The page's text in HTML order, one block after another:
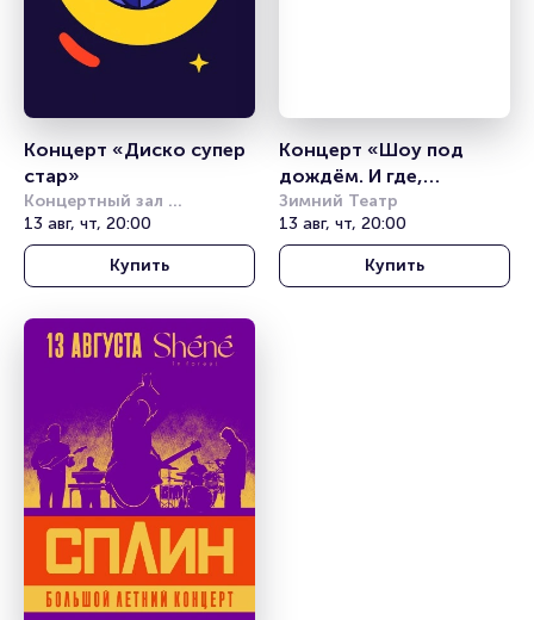
Концерт «Диско супер
стар»
Концертный зал
Фестивальный
13 авг, чт, 20:00
Купить
Концерт «Шоу под
дождём. И где,
…,счастье?»
Зимний Театр
13 авг, чт, 20:00
Купить